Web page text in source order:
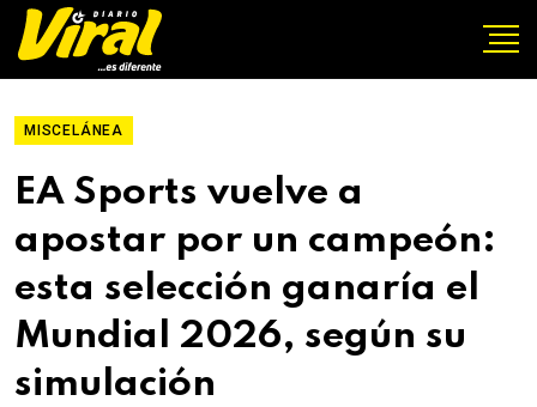
MISCELÁNEA
EA Sports vuelve a
apostar por un campeón:
esta selección ganaría el
Mundial 2026, según su
simulación